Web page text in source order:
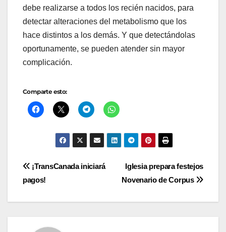
debe realizarse a todos los recién nacidos, para
detectar alteraciones del metabolismo que los
hace distintos a los demás. Y que detectándolas
oportunamente, se pueden atender sin mayor
complicación.
Comparte esto:
Navegación
de
Iglesia prepara festejos
Novenario de Corpus
¡TransCanada iniciará
pagos!